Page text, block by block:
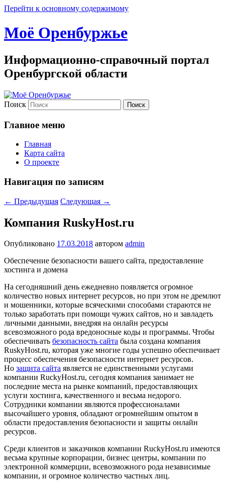
Перейти к основному содержимому
Моё Оренбуржье
Информационно-справочный портал
Оренбургской области
Поиск
Главное меню
Главная
Карта сайта
О проекте
Навигация по записям
← Предыдущая Следующая →
Компания RuskyHost.ru
Опубликовано 17.03.2018 автором admin
Обеспечение безопасности вашего сайта, предоставление
хостинга и домена
На сегодняшний день ежедневно появляется огромное
количество новых интернет ресурсов, но при этом не дремлют
и мошенники, которые всяческими способами стараются не
только заработать при помощи чужих сайтов, но и завладеть
личными данными, внедряя на онлайн ресурсы
всевозможного рода вредоносные коды и программы. Чтобы
обеспечивать безопасность сайта была создана компания
RuskyHost.ru, которая уже многие годы успешно обеспечивает
процесс обеспечения безопасности интернет ресурсов.
Но защита сайта является не единственными услугами
компании RuckyHost.ru, сегодня компания занимает не
последние места на рынке компаний, предоставляющих
услуги хостинга, качественного и весьма недорого.
Сотрудники компании являются профессионалами
высочайшего уровня, обладают огромнейшим опытом в
области предоставления безопасности и защиты онлайн
ресурсов.
Среди клиентов и заказчиков компании RuckyHost.ru имеются
весьма крупные корпорации, бизнес центры, компании по
электронной коммерции, всевозможного рода независимые
компании, и огромное количество частных лиц.